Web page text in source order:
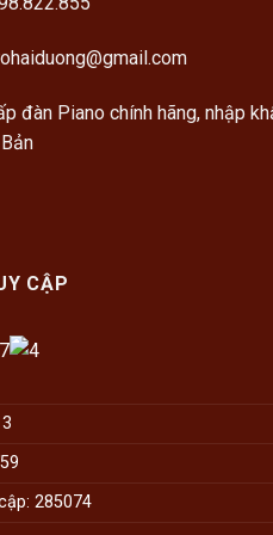
đàn Piano chính hãng, nhập
CẬP
285074